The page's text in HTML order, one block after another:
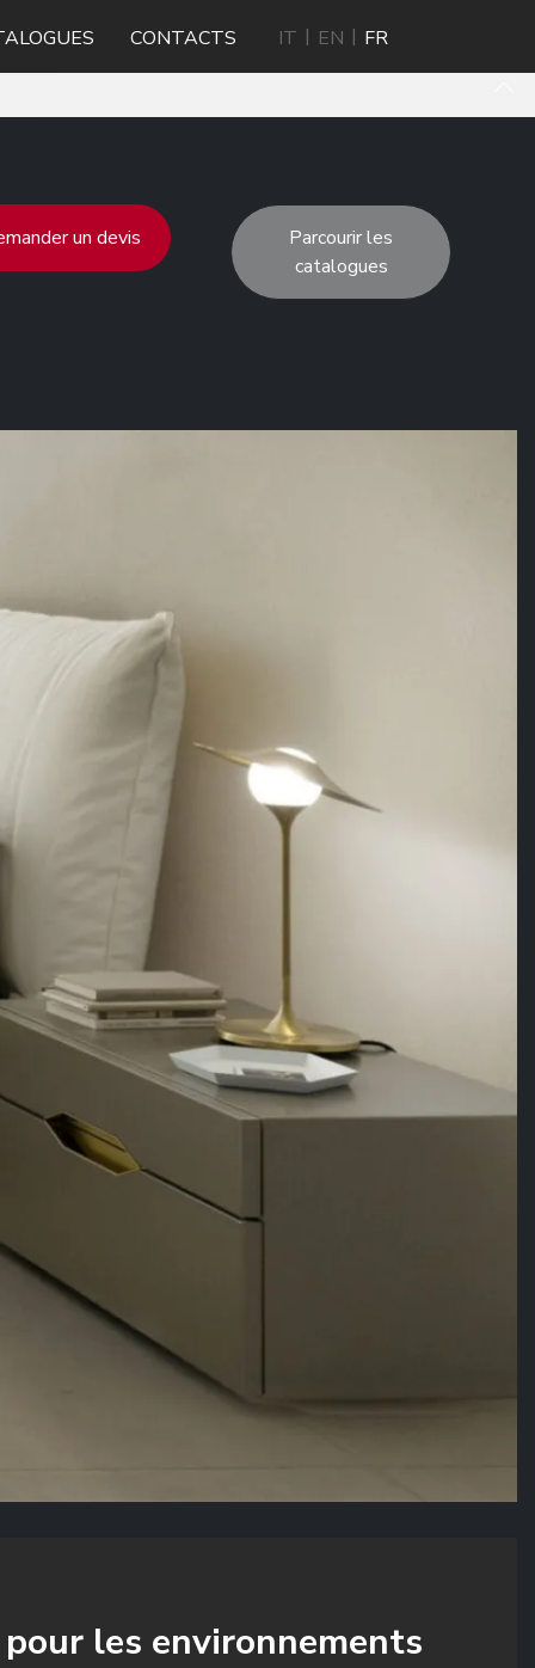
CONTACTS IT EN FR
un devis
Parcourir les
catalogues
les environnements